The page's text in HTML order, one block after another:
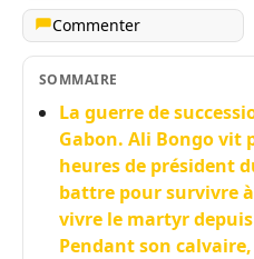
Commenter
SOMMAIRE
La guerre de
Gabon. Ali Bongo vit
heures de président
battre pour survivre
vivre le martyr
Pendant son